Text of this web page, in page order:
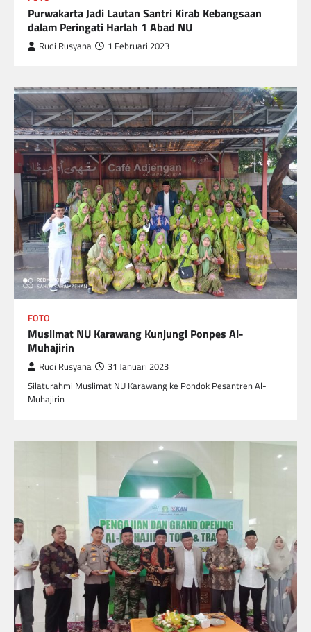
Purwakarta Jadi Lautan Santri Kirab Kebangsaan
dalam Peringati Harlah 1 Abad NU
Rudi Rusyana 1 Februari 2023
FOTO
Muslimat NU Karawang Kunjungi Ponpes Al-
Muhajirin
Rudi Rusyana 31 Januari 2023
Silaturahmi Muslimat NU Karawang ke Pondok Pesantren Al-
Muhajirin